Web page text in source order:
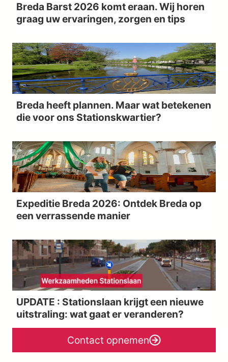
Breda Barst 2026 komt eraan. Wij horen
graag uw ervaringen, zorgen en tips
Breda heeft plannen. Maar wat betekenen
die voor ons Stationskwartier?
Expeditie Breda 2026: Ontdek Breda op
een verrassende manier
UPDATE : Stationslaan krijgt een nieuwe
uitstraling: wat gaat er veranderen?
Contact opnemen